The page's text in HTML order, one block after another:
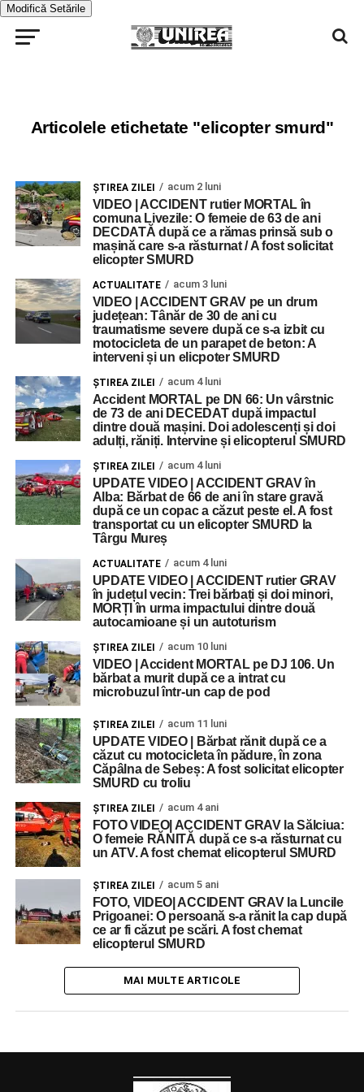
Modifică Setările
Articolele etichetate "elicopter smurd"
ŞTIREA ZILEI acum 2 luni
VIDEO | ACCIDENT rutier MORTAL în
comuna Livezile: O femeie de 63 de ani
DECDATĂ după ce a rămas prinsă sub o
mașină care s-a răsturnat / A fost solicitat
elicopter SMURD
ACTUALITATE acum 3 luni
VIDEO | ACCIDENT GRAV pe un drum
județean: Tânăr de 30 de ani cu
traumatisme severe după ce s-a izbit cu
motocicleta de un parapet de beton: A
interveni și un elicpoter SMURD
ŞTIREA ZILEI acum 4 luni
Accident MORTAL pe DN 66: Un vârstnic
de 73 de ani DECEDAT după impactul
dintre două mașini. Doi adolescenți și doi
adulți, răniți. Intervine și elicopterul SMURD
ŞTIREA ZILEI acum 4 luni
UPDATE VIDEO | ACCIDENT GRAV în
Alba: Bărbat de 66 de ani în stare gravă
după ce un copac a căzut peste el. A fost
transportat cu un elicopter SMURD la
Târgu Mureș
ACTUALITATE acum 4 luni
UPDATE VIDEO | ACCIDENT rutier GRAV
în județul vecin: Trei bărbați și doi minori,
MORȚI în urma impactului dintre două
autocamioane și un autoturism
ŞTIREA ZILEI acum 10 luni
VIDEO | Accident MORTAL pe DJ 106. Un
bărbat a murit după ce a intrat cu
microbuzul într-un cap de pod
ŞTIREA ZILEI acum 11 luni
UPDATE VIDEO | Bărbat rănit după ce a
căzut cu motocicleta în pădure, în zona
Căpâlna de Sebeș: A fost solicitat elicopter
SMURD cu troliu
ŞTIREA ZILEI acum 4 ani
FOTO VIDEO| ACCIDENT GRAV la Sălciua:
O femeie RĂNITĂ după ce s-a răsturnat cu
un ATV. A fost chemat elicopterul SMURD
ŞTIREA ZILEI acum 5 ani
FOTO, VIDEO| ACCIDENT GRAV la Luncile
Prigoanei: O persoană s-a rănit la cap după
ce ar fi căzut pe scări. A fost chemat
elicopterul SMURD
MAI MULTE ARTICOLE